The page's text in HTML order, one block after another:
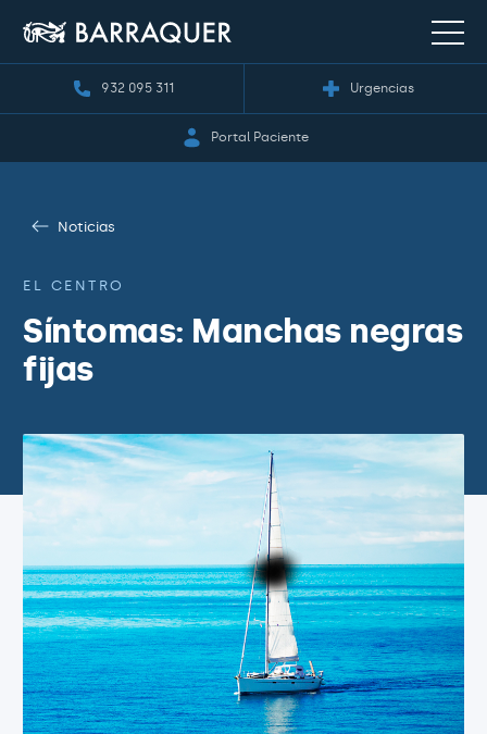
932 095 311 Urgencias
Portal Paciente
Noticias
EL CENTRO
Síntomas: Manchas negras
fijas